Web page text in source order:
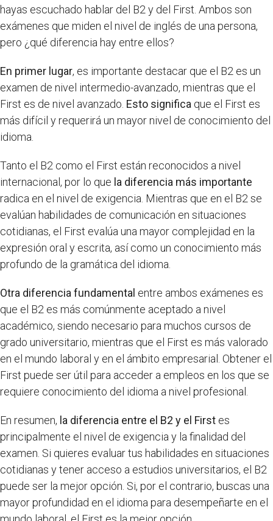
hayas escuchado hablar del B2 y del First. Ambos son
exámenes que miden el nivel de inglés de una persona,
pero ¿qué diferencia hay entre ellos?
En primer lugar, es importante destacar que el B2 es un
examen de nivel intermedio-avanzado, mientras que el
First es de nivel avanzado. Esto significa que el First es
más difícil y requerirá un mayor nivel de conocimiento del
idioma.
Tanto el B2 como el First están reconocidos a nivel
internacional, por lo que la diferencia más importante
radica en el nivel de exigencia. Mientras que en el B2 se
evalúan habilidades de comunicación en situaciones
cotidianas, el First evalúa una mayor complejidad en la
expresión oral y escrita, así como un conocimiento más
profundo de la gramática del idioma.
Otra diferencia fundamental entre ambos exámenes es
que el B2 es más comúnmente aceptado a nivel
académico, siendo necesario para muchos cursos de
grado universitario, mientras que el First es más valorado
en el mundo laboral y en el ámbito empresarial. Obtener el
First puede ser útil para acceder a empleos en los que se
requiere conocimiento del idioma a nivel profesional.
En resumen, la diferencia entre el B2 y el First es
principalmente el nivel de exigencia y la finalidad del
examen. Si quieres evaluar tus habilidades en situaciones
cotidianas y tener acceso a estudios universitarios, el B2
puede ser la mejor opción. Si, por el contrario, buscas una
mayor profundidad en el idioma para desempeñarte en el